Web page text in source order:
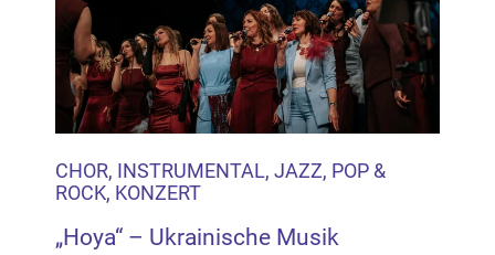
CHOR, INSTRUMENTAL, JAZZ, POP &
ROCK, KONZERT
„Hoya“ – Ukrainische Musik